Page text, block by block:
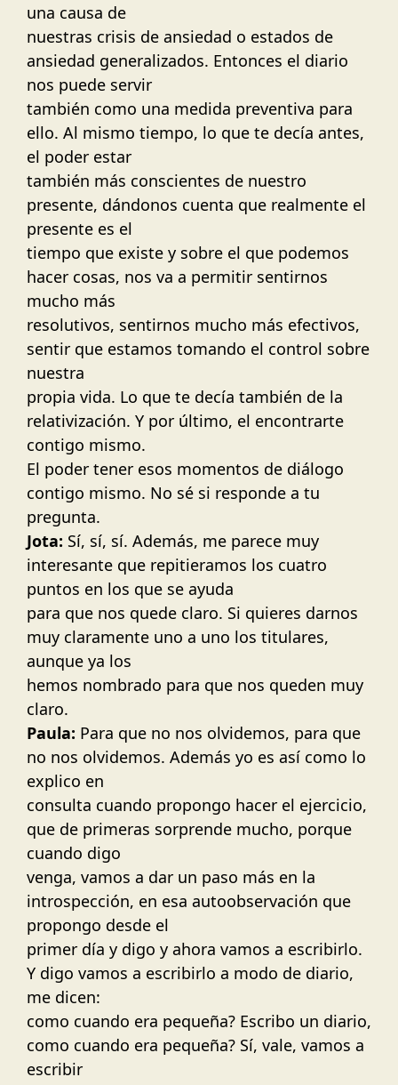
una causa de
nuestras crisis de ansiedad o estados de
ansiedad generalizados. Entonces el diario
nos puede servir
también como una medida preventiva para
ello. Al mismo tiempo, lo que te decía antes,
el poder estar
también más conscientes de nuestro
presente, dándonos cuenta que realmente el
presente es el
tiempo que existe y sobre el que podemos
hacer cosas, nos va a permitir sentirnos
mucho más
resolutivos, sentirnos mucho más efectivos,
sentir que estamos tomando el control sobre
nuestra
propia vida. Lo que te decía también de la
relativización. Y por último, el encontrarte
contigo mismo.
El poder tener esos momentos de diálogo
contigo mismo. No sé si responde a tu
pregunta.
Jota: Sí, sí, sí. Además, me parece muy
interesante que repitieramos los cuatro
puntos en los que se ayuda
para que nos quede claro. Si quieres darnos
muy claramente uno a uno los titulares,
aunque ya los
hemos nombrado para que nos queden muy
claro.
Paula: Para que no nos olvidemos, para que
no nos olvidemos. Además yo es así como lo
explico en
consulta cuando propongo hacer el ejercicio,
que de primeras sorprende mucho, porque
cuando digo
venga, vamos a dar un paso más en la
introspección, en esa autoobservación que
propongo desde el
primer día y digo y ahora vamos a escribirlo.
Y digo vamos a escribirlo a modo de diario,
me dicen:
como cuando era pequeña? Escribo un diario,
como cuando era pequeña? Sí, vale, vamos a
escribir